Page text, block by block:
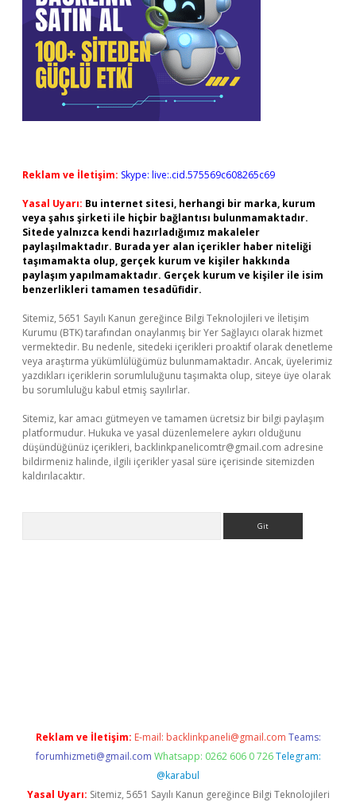
Reklam ve İletişim: Skype: live:.cid.575569c608265c69
Yasal Uyarı: Bu internet sitesi, herhangi bir marka, kurum
veya şahıs şirketi ile hiçbir bağlantısı bulunmamaktadır.
Sitede yalnızca kendi hazırladığımız makaleler
paylaşılmaktadır. Burada yer alan içerikler haber niteliği
taşımamakta olup, gerçek kurum ve kişiler hakkında
paylaşım yapılmamaktadır. Gerçek kurum ve kişiler ile isim
benzerlikleri tamamen tesadüfidir.
Sitemiz, 5651 Sayılı Kanun gereğince Bilgi Teknolojileri ve İletişim
Kurumu (BTK) tarafından onaylanmış bir Yer Sağlayıcı olarak hizmet
vermektedir. Bu nedenle, sitedeki içerikleri proaktif olarak denetleme
veya araştırma yükümlülüğümüz bulunmamaktadır. Ancak, üyelerimiz
yazdıkları içeriklerin sorumluluğunu taşımakta olup, siteye üye olarak
bu sorumluluğu kabul etmiş sayılırlar.
Sitemiz, kar amacı gütmeyen ve tamamen ücretsiz bir bilgi paylaşım
platformudur. Hukuka ve yasal düzenlemelere aykırı olduğunu
düşündüğünüz içerikleri, backlinkpanelicomtr@gmail.com adresine
bildirmeniz halinde, ilgili içerikler yasal süre içerisinde sitemizden
kaldırılacaktır.
Reklam ve İletişim: E-mail: backlinkpaneli@gmail.com Teams:
forumhizmeti@gmail.com Whatsapp: 0262 606 0 726 Telegram:
@karabul
Yasal Uyarı: Sitemiz, 5651 Sayılı Kanun gereğince Bilgi Teknolojileri